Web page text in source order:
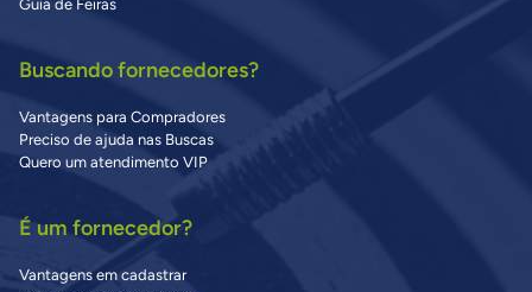
Guia de Feiras
Buscando fornecedores?
Vantagens para Compradores
Preciso de ajuda nas Buscas
Quero um atendimento VIP
É um fornecedor?
Vantagens em cadastrar